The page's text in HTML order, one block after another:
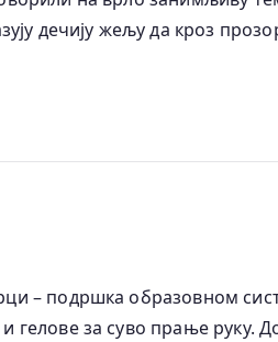
дечију жељу да кроз
– подршка образовном
за суво прање руку.